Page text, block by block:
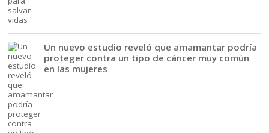
Un nuevo estudio reveló que amamantar podría
proteger contra un tipo de cáncer muy común
en las mujeres